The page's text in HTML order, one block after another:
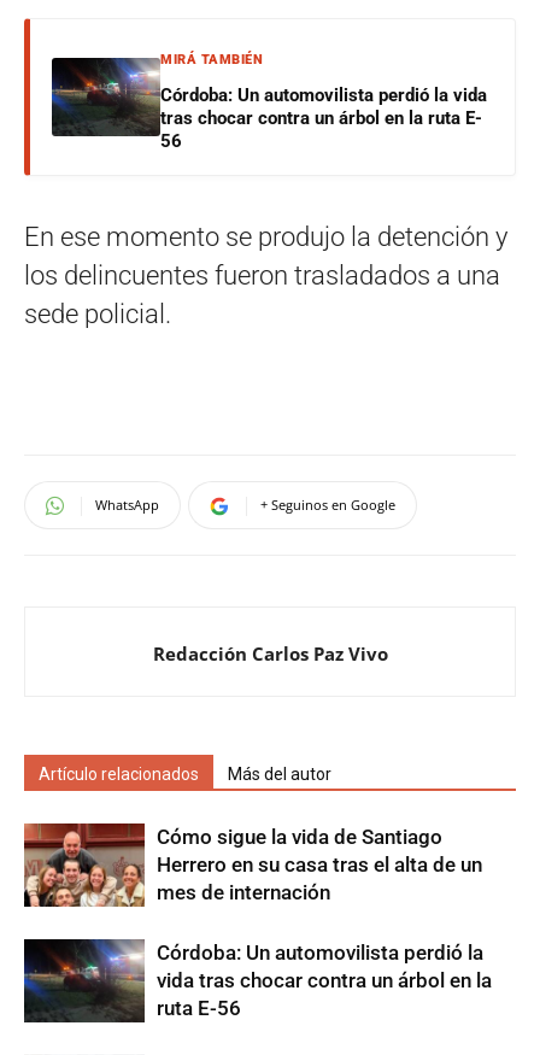
MIRÁ TAMBIÉN
Córdoba: Un automovilista perdió la vida
tras chocar contra un árbol en la ruta E-
56
En ese momento se produjo la detención y
los delincuentes fueron trasladados a una
sede policial.
WhatsApp + Seguinos en Google
Redacción Carlos Paz Vivo
Artículo relacionados Más del autor
Cómo sigue la vida de Santiago
Herrero en su casa tras el alta de un
mes de internación
Córdoba: Un automovilista perdió la
vida tras chocar contra un árbol en la
ruta E-56